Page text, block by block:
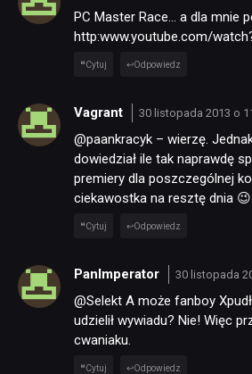
PC Master Race… a dla mnie
http:www.youtube.com/
Cytuj Odpowiedz
Vagrant 30 listopada 2013 o
@paankracyk – wierzę.
dowiedział ile tak naprawdę
premiery dla poszczególnej
ciekawostka na resztę dnia 😉
Cytuj Odpowiedz
PanImperator 30 listopada
@Selekt A może fanboy
udzielił wywiadu? Nie! Więc
cwaniaku.
Cytuj Odpowiedz